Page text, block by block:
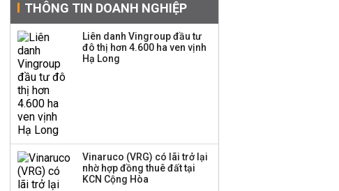
Sau nhịp điều chỉnh
mạnh, CTCK nhìn thấy
cơ hội ở nhóm cổ phiếu
nào?
hàng
TOP 10 ngân hàng lãi
THÔNG TIN DOANH NGHIỆP
Liên danh Vingroup đầu tư
đô thị hơn 4.600 ha ven vịnh
Hạ Long
Vinaruco (VRG) có lãi trở lại
nhờ hợp đồng thuê đất tại
KCN Cộng Hòa